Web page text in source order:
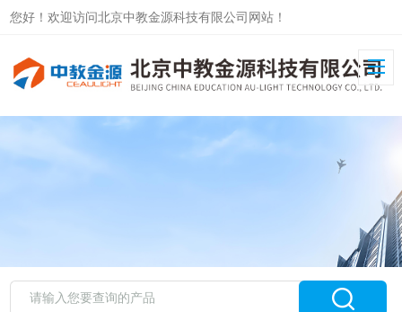
您好！欢迎访问北京中教金源科技有限公司网站！